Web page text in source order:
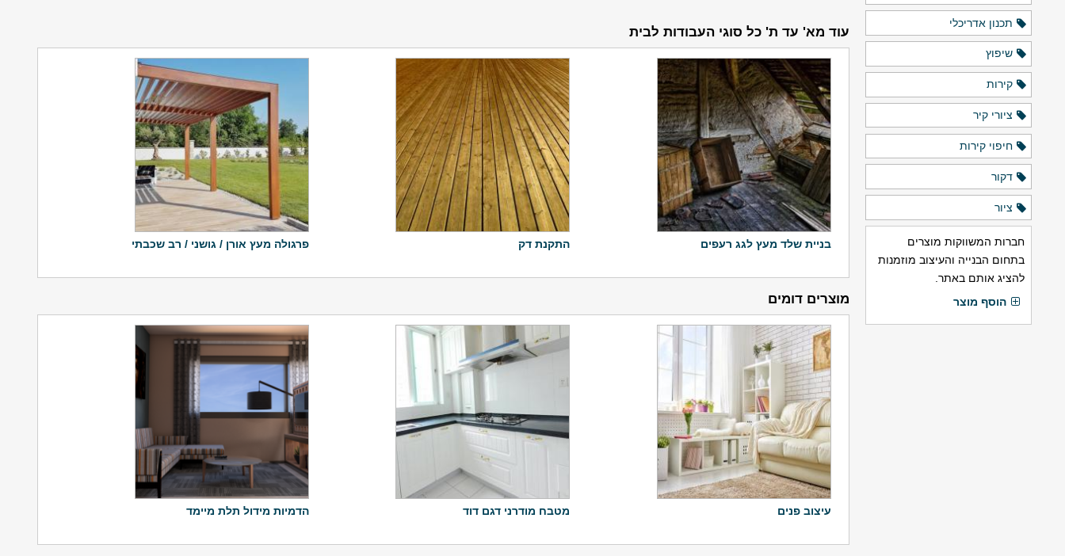
עוד מא' עד ת' כל סוגי העבודות לבית
בניית שלד מעץ לגג רעפים התקנת דק פרגולה מעץ אורן / גושני / רב שכבתי
מוצרים דומים
עיצוב פנים מטבח מודרני דגם דוד הדמיות מידול תלת מיימד
תכנון אדריכלי
שיפוץ
קירות
ציורי קיר
חיפוי קירות
דקור
ציור
חברות המשווקות מוצרים
בתחום הבנייה והעיצוב מוזמנות
להציג אותם באתר.
הוסף מוצר